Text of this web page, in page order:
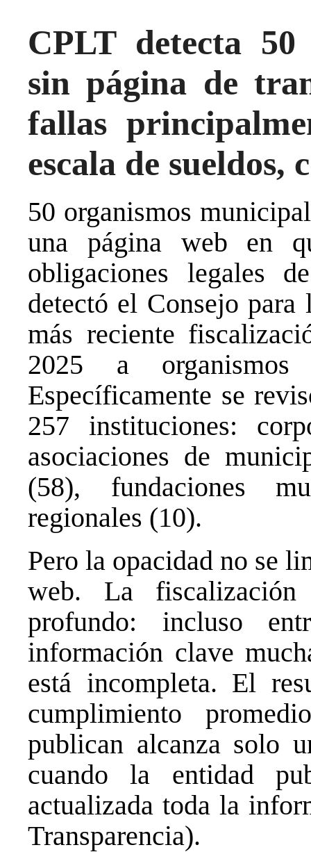
CPLT detecta 50
sin página de
fallas
escala de sueldos,
50 organismos
una página web en
obligaciones legales
detectó el Consejo para
más reciente
2025 a
Específicamente se
257 instituciones:
asociaciones de
(58), fundaciones
regionales (10).
Pero la opacidad no se
web. La
profundo: incluso
información clave
está incompleta. El
cumplimiento
publican alcanza solo
cuando la entidad
actualizada toda la
Transparencia).